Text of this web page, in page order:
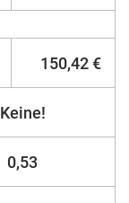
150,42 €
Keine!
0,53